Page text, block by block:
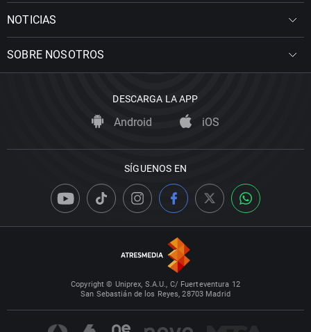
NOTICIAS
SOBRE NOSOTROS
DESCARGA LA APP
Android iOS
SÍGUENOS EN
Copyright © Uniprex, S.A.U., C/ Fuerteventura 12
San Sebastián de los Reyes, 28703 Madrid